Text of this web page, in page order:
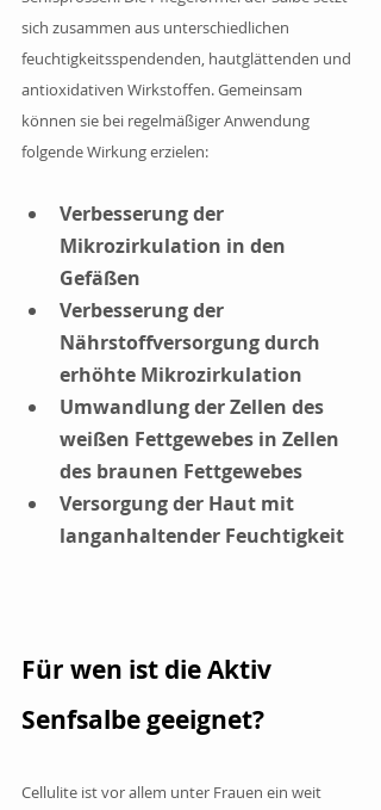
sich zusammen aus unterschiedlichen
feuchtigkeitsspendenden, hautglättenden und
antioxidativen Wirkstoffen. Gemeinsam
können sie bei regelmäßiger Anwendung
folgende Wirkung erzielen:
Verbesserung der
Mikrozirkulation in den
Gefäßen
Verbesserung der
Nährstoffversorgung durch
erhöhte Mikrozirkulation
Umwandlung der Zellen des
weißen Fettgewebes in Zellen
des braunen Fettgewebes
Versorgung der Haut mit
langanhaltender Feuchtigkeit
Für wen ist die Aktiv
Senfsalbe geeignet?
Cellulite ist vor allem unter Frauen ein weit